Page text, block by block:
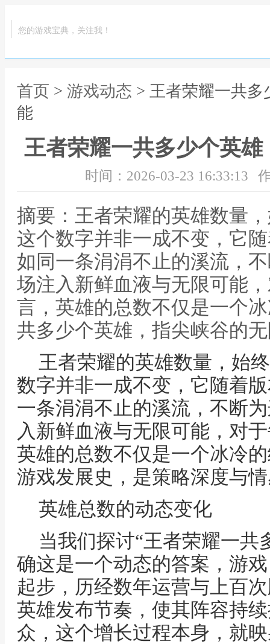
您的游戏宝典，关注我！
首页 > 游戏动态 > 王者荣耀一共
能
王者荣耀一共多少个英
时间：2026-03-23 16:33:13
摘要：王者荣耀的英雄数量
这个数字并非一成不变，它
如同一条涓涓不止的溪流，
场注入新鲜血液与无限可能
言，英雄的总数不仅是一个
共多少个英雄，指尖峡谷的
王者荣耀的英雄数量，始
数字并非一成不变，它随着
一条涓涓不止的溪流，不断
入新鲜血液与无限可能，对
英雄的总数不仅是一个冰冷
游戏发展史，是策略深度与
英雄总数的动态变化
当我们探讨“王者荣耀一共
确这是一个动态的答案，游
起步，历经数年运营与上百
英雄发布节奏，使其阵容持
众，这个增长过程本身，就